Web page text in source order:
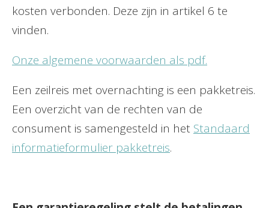
kosten verbonden. Deze zijn in artikel 6 te
vinden.
Onze algemene voorwaarden als pdf.
Een zeilreis met overnachting is een pakketreis.
Een overzicht van de rechten van de
consument is samengesteld in het Standaard
informatieformulier pakketreis.